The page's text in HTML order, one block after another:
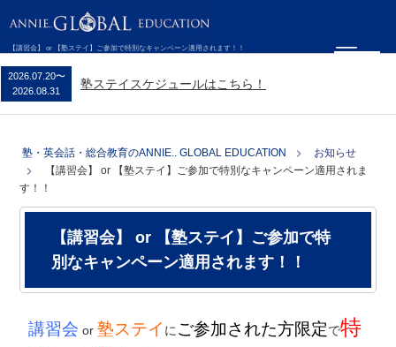
【講習会】 or 【塾ステイ】ご参加で特別なキャンペーン適用されます！！
2026.07.20〜
2026.08.31
塾ステイスケジュールはこちら！
塾・英会話・総合教育のANNIE.. GLOBAL EDUCATION
お知らせ
【講習会】 or 【塾ステイ】ご参加で特別なキャンペーン適用されま
す！！
【講習会】 or 【塾ステイ】ご参加で特
別なキャンペーン適用されます！！
講習会 or塾ステイ に ご参加された方限定で特